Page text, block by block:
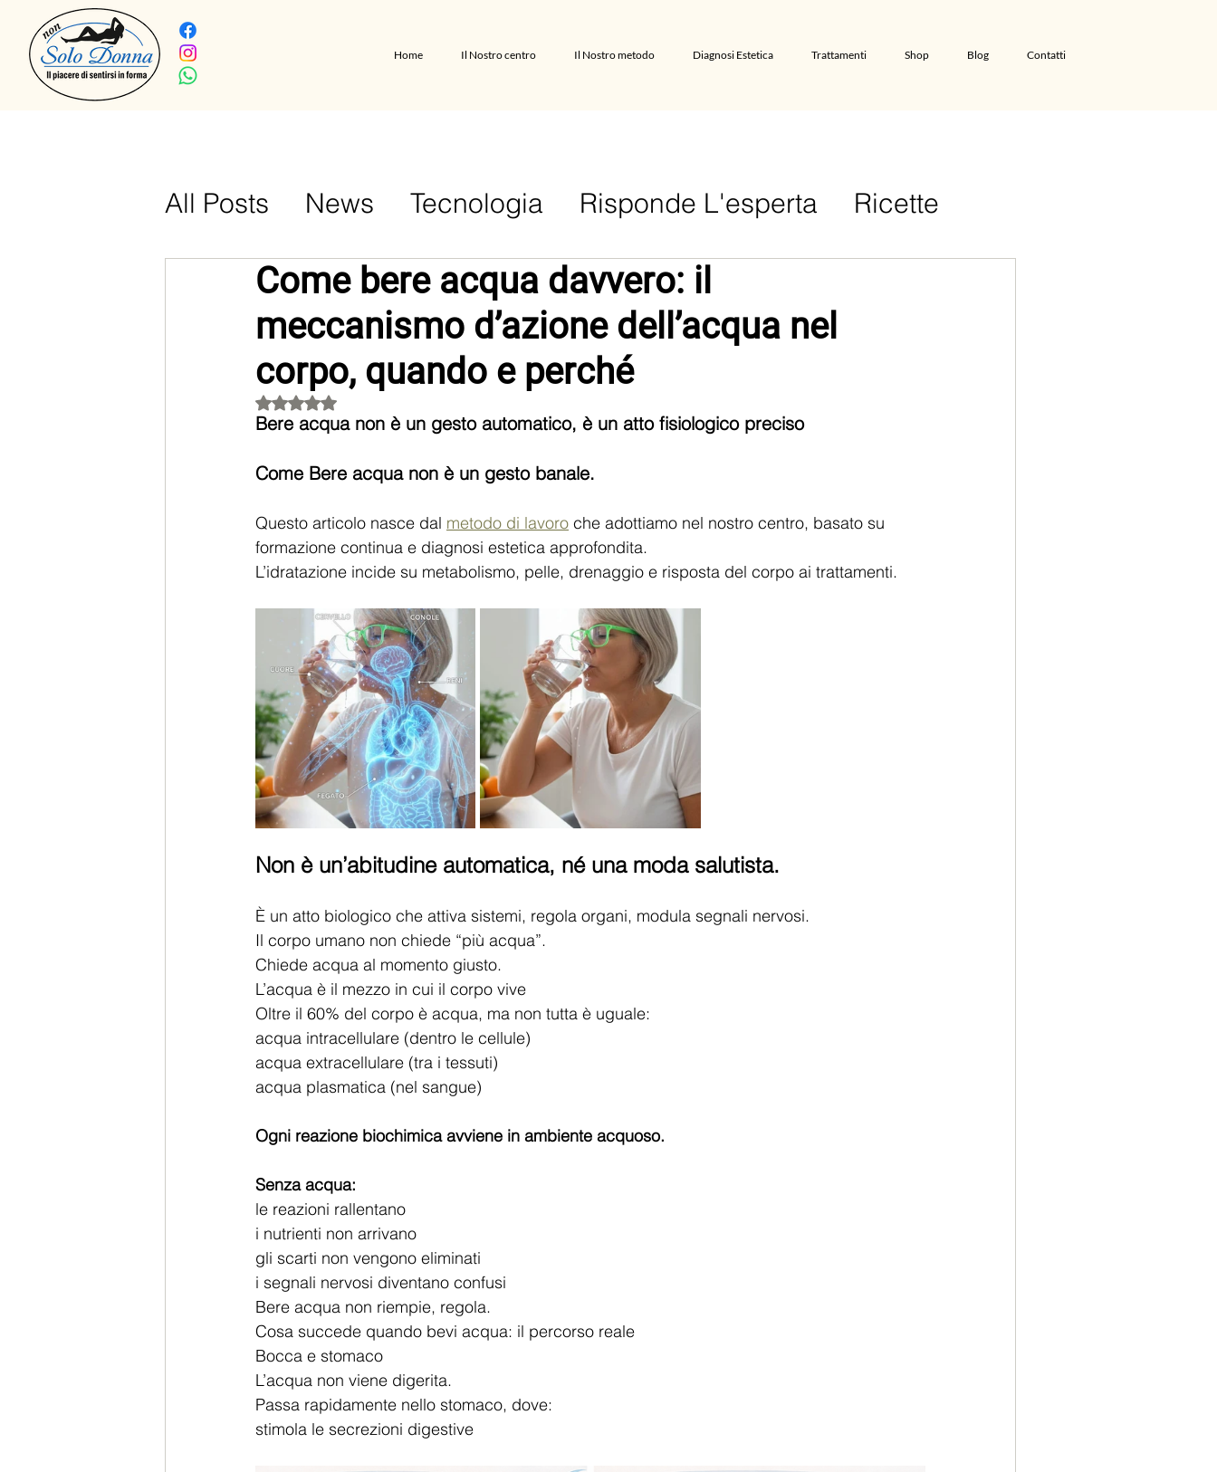
Home Il Nostro centro Il Nostro metodo Diagnosi Estetica Trattamenti Shop Blog Contatti
All Posts News Tecnologia Risponde L'esperta Ricette
curiosita
Come bere acqua davvero: il
meccanismo d’azione dell’acqua nel
corpo, quando e perché
Valutazione NaN stelle su 5.
Bere acqua non è un gesto automatico, è un atto fisiologico preciso
Come Bere acqua non è un gesto banale.
Questo articolo nasce dal metodo di lavoro che adottiamo nel nostro centro, basato su
formazione continua e diagnosi estetica approfondita.
L’idratazione incide su metabolismo, pelle, drenaggio e risposta del corpo ai trattamenti.
Non è un’abitudine automatica, né una moda salutista.
È un atto biologico che attiva sistemi, regola organi, modula segnali nervosi.
Il corpo umano non chiede “più acqua”.
Chiede acqua al momento giusto.
L’acqua è il mezzo in cui il corpo vive
Oltre il 60% del corpo è acqua, ma non tutta è uguale:
acqua intracellulare (dentro le cellule)
acqua extracellulare (tra i tessuti)
acqua plasmatica (nel sangue)
Ogni reazione biochimica avviene in ambiente acquoso.
Senza acqua:
le reazioni rallentano
i nutrienti non arrivano
gli scarti non vengono eliminati
i segnali nervosi diventano confusi
Bere acqua non riempie, regola.
Cosa succede quando bevi acqua: il percorso reale
Bocca e stomaco
L’acqua non viene digerita.
Passa rapidamente nello stomaco, dove:
stimola le secrezioni digestive